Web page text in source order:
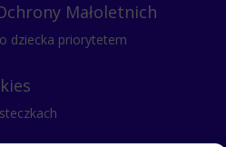
Małoletnich
dziecka priorytetem